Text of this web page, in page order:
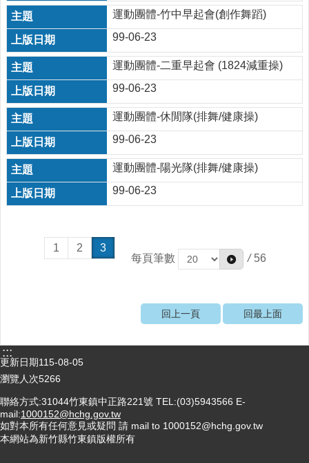
例
第
6
條
第
項
定
期
公
開
徵
信
疫
預
防
針
回
首
頁
運動團體-竹中早起會(創作舞蹈)
99-06-23
運動團體-二重早起會 (1824減重操)
99-06-23
運動團體-休閒隊(排舞/健康操)
99-06-23
運動團體-陽光隊(排舞/健康操)
99-06-23
1 2
3
每頁筆數
/ 56
回上一頁 回最上面
:::
更新日期115-08-05
瀏覽人次5266
聯絡方式:31044竹東鎮中正路221號 TEL:(03)5943566 E-
mail:1000152@hchg.gov.tw
如對本所有任何意見或疑問 請 mail to 1000152@hchg.gov.tw
本網站為新竹縣竹東鎮版權所有